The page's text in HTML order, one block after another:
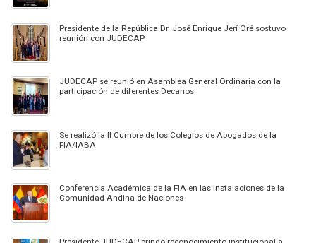
Presidente de la República Dr. José Enrique Jerí Oré sostuvo
reunión con JUDECAP
JUDECAP se reunió en Asamblea General Ordinaria con la
participación de diferentes Decanos
Se realizó la II Cumbre de los Colegios de Abogados de la
FIA/IABA
Conferencia Académica de la FIA en las instalaciones de la
Comunidad Andina de Naciones